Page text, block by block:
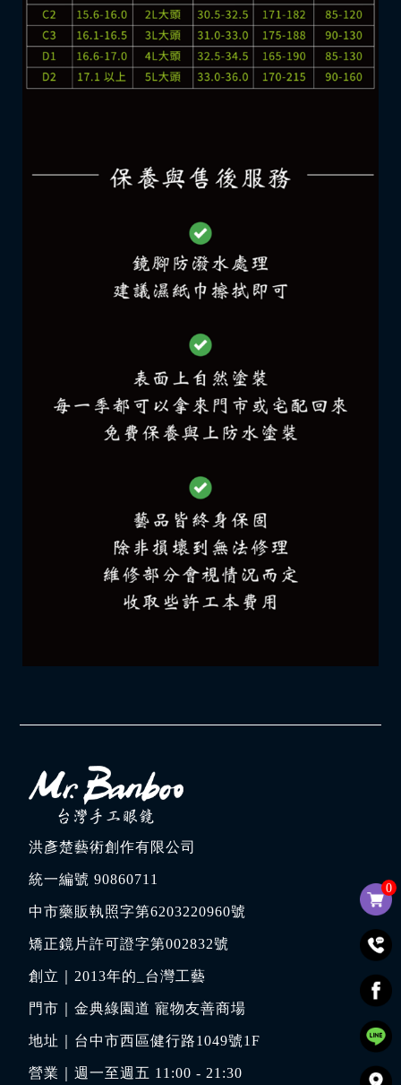
0
洪彥楚藝術創作有限公司
統一編號 90860711
中市藥販執照字第6203220960號
矯正鏡片許可證字第002832號
創立｜2013年的_台灣工藝
門市｜金典綠園道 寵物友善商場
地址｜ 台中市西區健行路1049號1F
營業｜週一至週五 11:00 - 21:30